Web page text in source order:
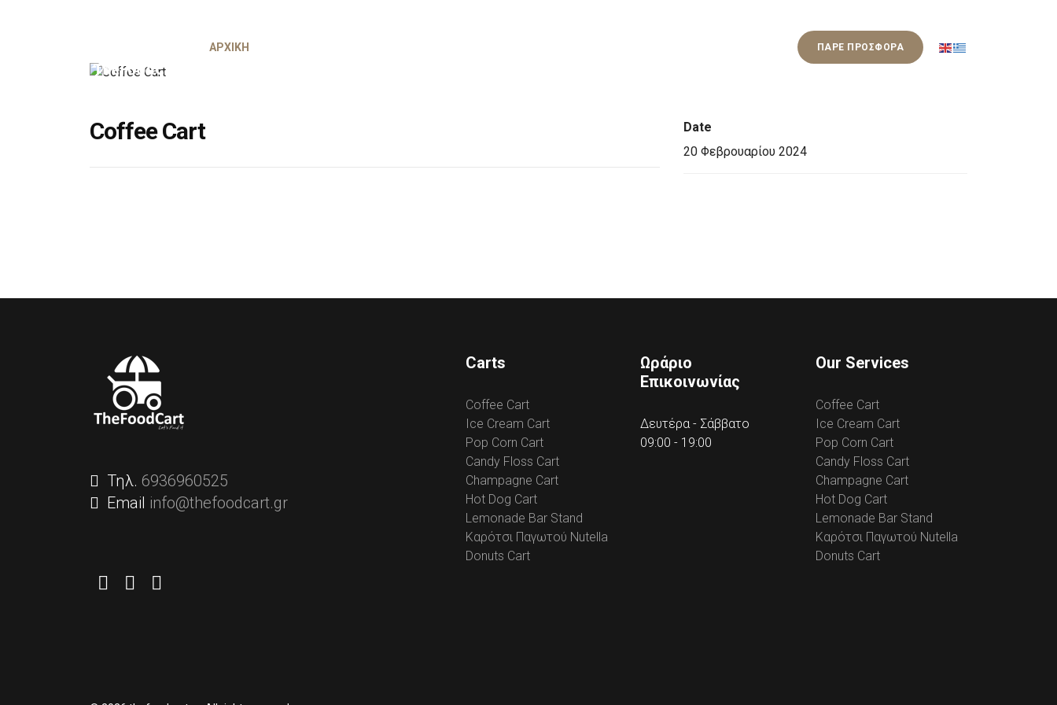
ΑΡΧΙΚΗ ΠΑΡΕ ΠΡΟΣΦΟΡΑ
Coffee Cart
Date
20 Φεβρουαρίου 2024
Τηλ. 6936960525
Email info@thefoodcart.gr
Carts
Coffee Cart
Ice Cream Cart
Pop Corn Cart
Candy Floss Cart
Champagne Cart
Hot Dog Cart
Lemonade Bar Stand
Καρότσι Παγωτού Nutella
Donuts Cart
Ωράριο
Επικοινωνίας
Δευτέρα - Σάββατο
09:00 - 19:00
Our Services
Coffee Cart
Ice Cream Cart
Pop Corn Cart
Candy Floss Cart
Champagne Cart
Hot Dog Cart
Lemonade Bar Stand
Καρότσι Παγωτού Nutella
Donuts Cart